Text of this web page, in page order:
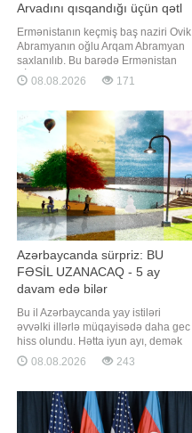
Arvadını qısqandığı üçün qətl
sifariş etdi
Ermənistanın keçmiş baş naziri Ovik
Abramyanın oğlu Arqam Abramyan
saxlanılıb. Bu barədə Ermənistan
KİV-ə istinadən məlumat verir. Qeyd
edilir ki, A.Abramyan "Çiçəklənən
Qaqik Sarukyanın kürəkənidir. Daha
əvvəl Ermənistan İstintaq
Komitəsinin bildirdiyinə görə
08.08.2026 171
Azərbaycanda sürpriz: BU
FƏSİL UZANACAQ - 5 ay
davam edə bilər
Bu il Azərbaycanda yay istiləri
əvvəlki illərlə müqayisədə daha gec
hiss olundu. Hətta iyun ayı, demək
olar, sərin və yağışlı keçdi. Bildirilir
ki, belə olduğu halda yay mövsümü
mövsümü uzanacaqmı? Yaxın
aylarda hava durumu necə olacaq?.
-a danışan "Səma və Eko"
08.08.2026 243